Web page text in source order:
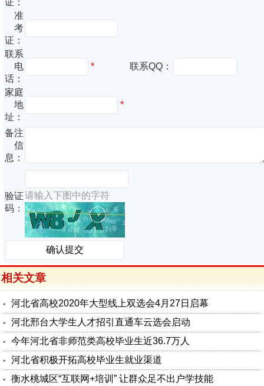
证：
准
考
证：
联系
电
话：
* 联系QQ：
家庭
地
址：
*
备注
信
息：
验证
码：
请输入下图中的字符
相关文章
河北省高校2020年大型线上双选会4月27日启幕
河北邢台大学生人才招引直通车云选会启动
今年河北省非师范类高校毕业生近36.7万人
河北省积极开拓高校毕业生就业渠道
衡水桃城区“互联网+培训” 让群众足不出户学技能